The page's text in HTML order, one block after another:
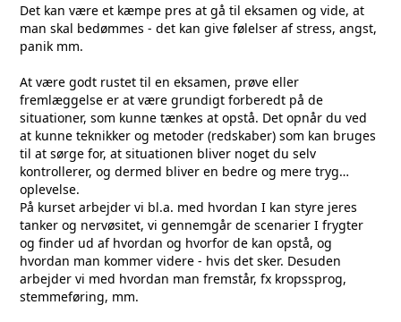
Det kan være et kæmpe pres at gå til eksamen og vide, at
man skal bedømmes - det kan give følelser af stress, angst,
panik mm.
At være godt rustet til en eksamen, prøve eller
fremlæggelse er at være grundigt forberedt på de
situationer, som kunne tænkes at opstå. Det opnår du ved
at kunne teknikker og metoder (redskaber) som kan bruges
til at sørge for, at situationen bliver noget du selv
kontrollerer, og dermed bliver en bedre og mere tryg
oplevelse.
På kurset arbejder vi bl.a. med hvordan I kan styre jeres
tanker og nervøsitet, vi gennemgår de scenarier I frygter
og finder ud af hvordan og hvorfor de kan opstå, og
hvordan man kommer videre - hvis det sker. Desuden
arbejder vi med hvordan man fremstår, fx kropssprog,
stemmeføring, mm.